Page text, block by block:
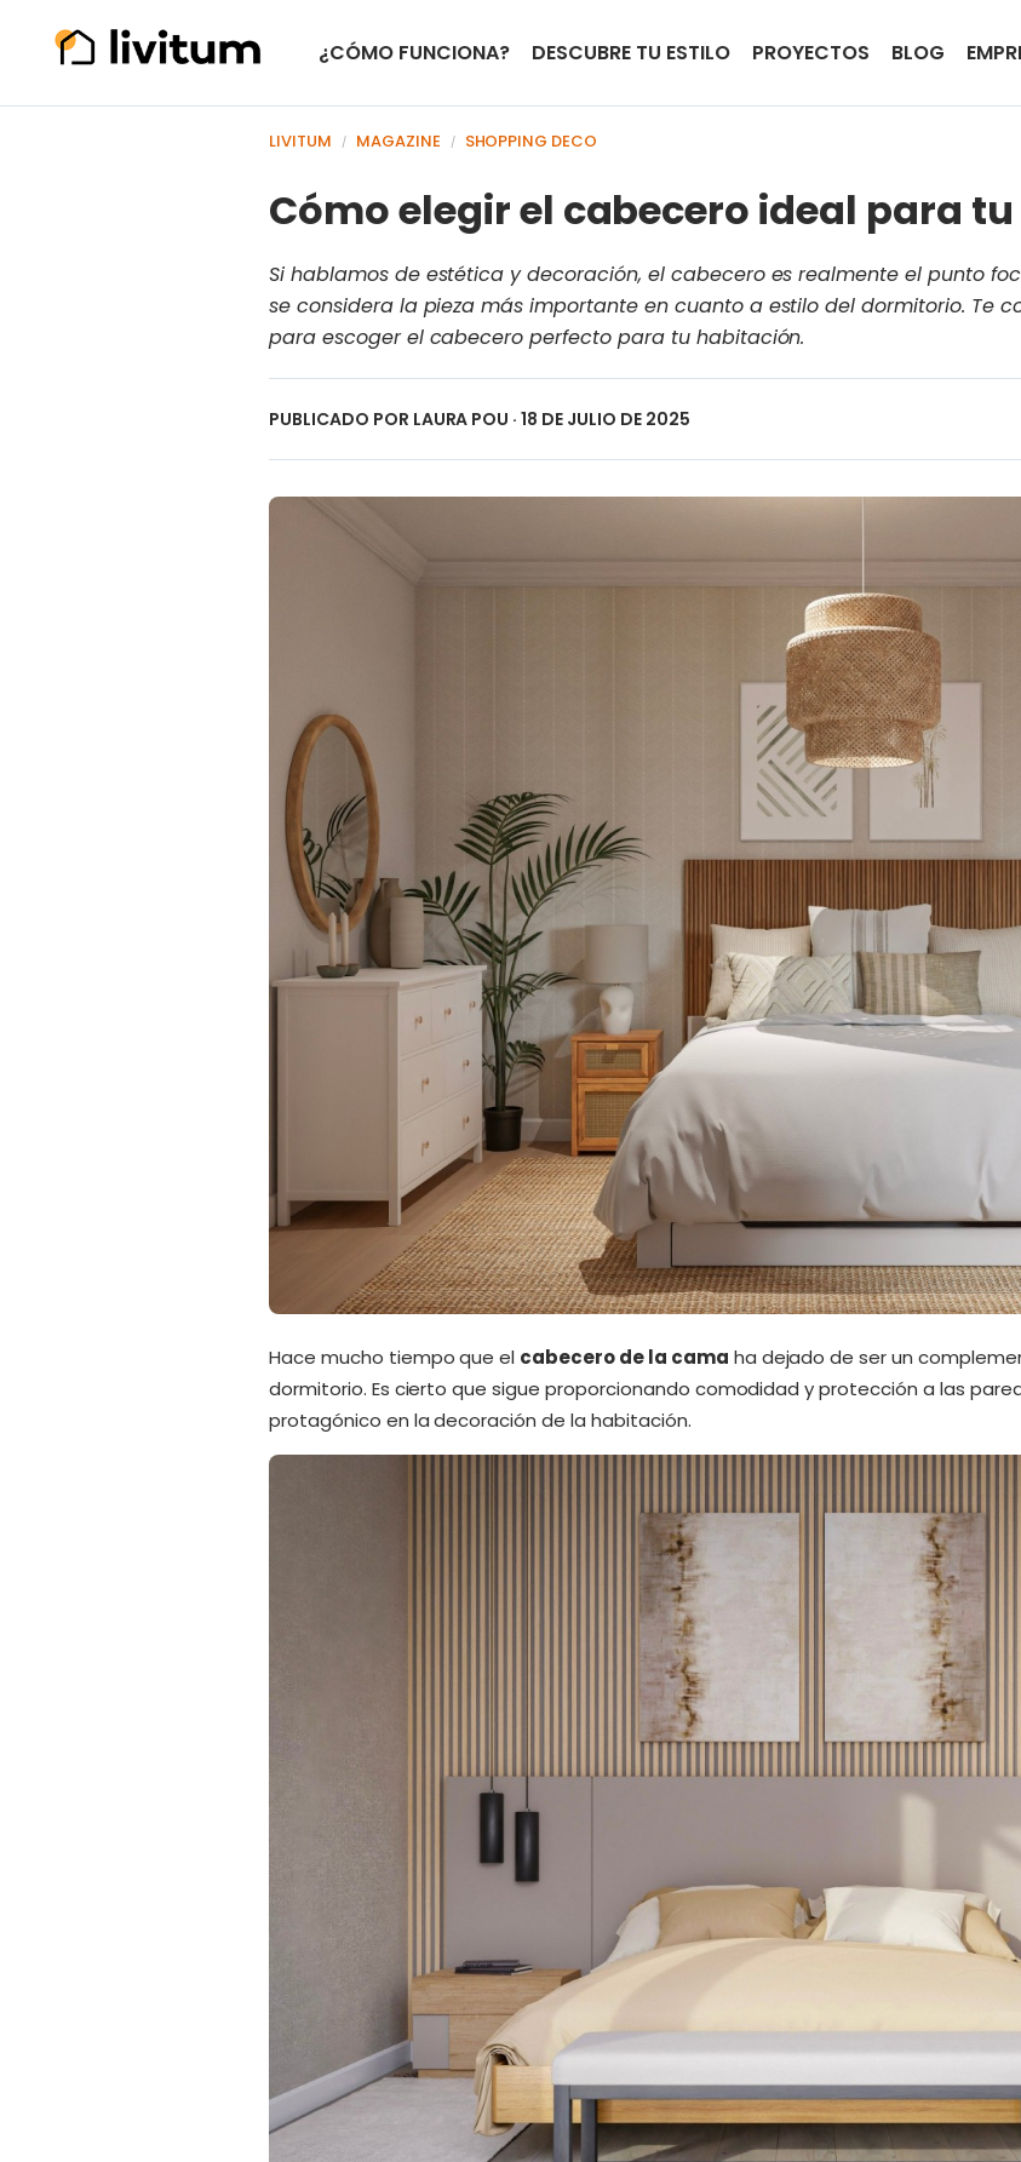
¿CÓMO FUNCIONA? DESCUBRE TU ESTILO PROYECTOS BLOG
LIVITUM / MAGAZINE / SHOPPING DECO
Cómo elegir el cabecero ideal para
Si hablamos de estética y decoración, el cabecero es realmente el punto
se considera la pieza más importante en cuanto a estilo del dormitorio. Te
para escoger el cabecero perfecto para tu habitación.
PUBLICADO POR LAURA POU · 18 DE JULIO DE 2025
Hace mucho tiempo que el cabecero de la cama ha dejado de ser un
dormitorio. Es cierto que sigue proporcionando comodidad y protección a las
protagónico en la decoración de la habitación.